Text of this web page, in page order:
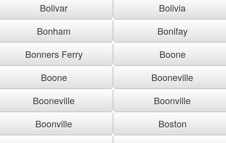
Bolivar
Bolivia
Bonham
Bonifay
Bonners Ferry
Boone
Boone
Booneville
Booneville
Boonville
Boonville
Boston